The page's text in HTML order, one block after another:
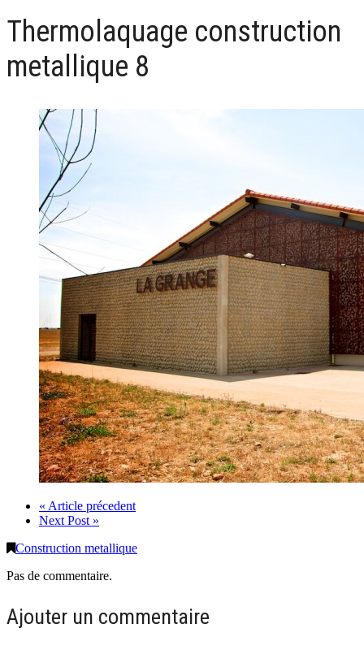
Thermolaquage construction
metallique 8
« Article précedent
Next Post »
Construction metallique
Pas de commentaire.
Ajouter un commentaire